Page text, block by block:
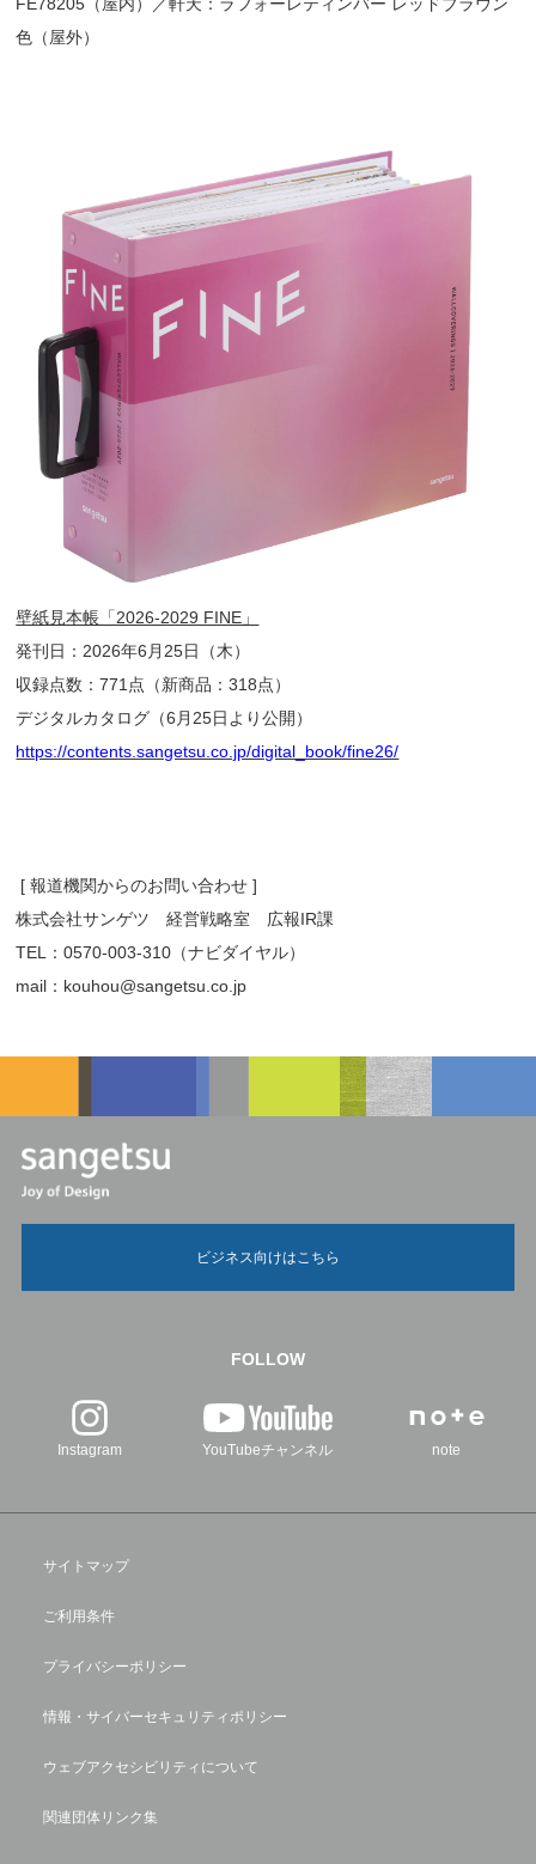
FE78205（屋内）／軒天：ラフォーレティンバー レッドブラウン
色（屋外）
壁紙見本帳「2026-2029 FINE」
発刊日：2026年6月25日（木）
収録点数：771点（新商品：318点）
デジタルカタログ（6月25日より公開）
https://contents.sangetsu.co.jp/digital_book/fine26/
[ 報道機関からのお問い合わせ ]
株式会社サンゲツ 経営戦略室 広報IR課
TEL：0570-003-310（ナビダイヤル）
mail：kouhou@sangetsu.co.jp
ビジネス向けはこちら
FOLLOW
Instagram YouTubeチャンネル note
サイトマップ
ご利用条件
プライバシーポリシー
情報・サイバーセキュリティポリシー
ウェブアクセシビリティについて
関連団体リンク集